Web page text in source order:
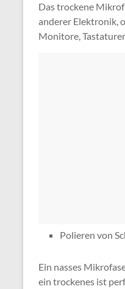
Das trockene
anderer Elektronik,
Monitore,
Polieren von
Ein nasses
ein trockenes ist